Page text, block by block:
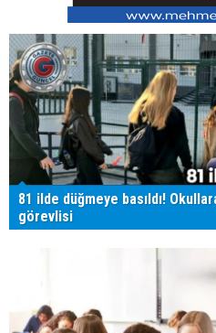
81 ilde düğmeye basıldı!
görevlisi